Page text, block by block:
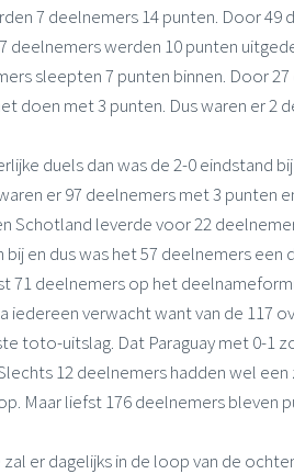
7 deelnemers 14 punten. Door
deelnemers werden 10 punten
sleepten 7 punten binnen. Door
doen met 3 punten. Dus waren er 2
duels dan was de 2-0 eindstand
er 97 deelnemers met 3 punten
Schotland leverde voor 22
en dus was het 57 deelnemers
71 deelnemers op het
iedereen verwacht want van de 117
toto-uitslag. Dat Paraguay met 0-1
12 deelnemers hadden wel
Maar liefst 176 deelnemers bleven
er dagelijks in de loop van de